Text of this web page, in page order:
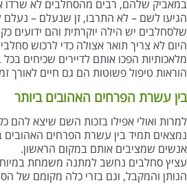
במאביק שלהם, רבים מהסחלבים לא שרדו
הגיעו לשם – לא התרבו, זן שנעלם – נעלם
שלסחלבים יש הילה יוקרתית והם ידועים
היום לא צריך תואר אצולה כדי לרכוש
מלאכותיות הפכו אותם לדיירים שכיחים
הוראות טיפול פשוטות הם גם חיים לאורך
בין עשרת הפרחים האהובים ביותר
למרות ואולי אפילו בזכות השם שיצא להם
נמצאים תמיד בין עשרת הפרחים
אנשים שמציבים אותם במקום הראשון.
עציץ סחלבים נחשב למתנה משמחת
הנותן והמקבל, וגם בזרי כלה מקומם של